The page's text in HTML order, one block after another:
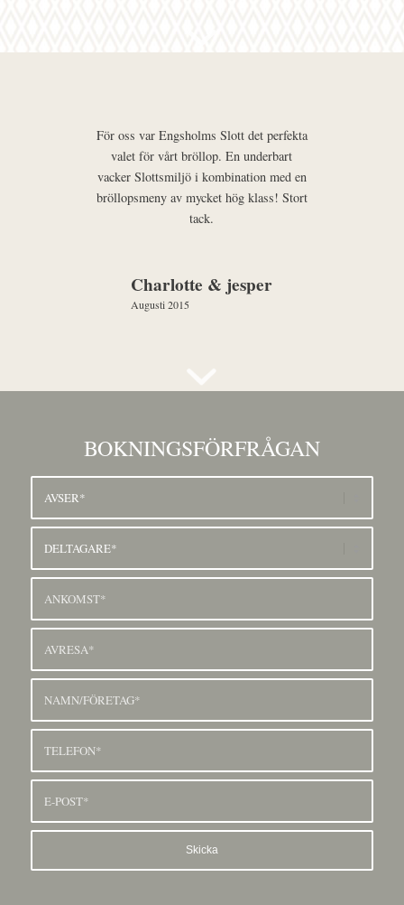
För oss var Engsholms Slott det perfekta
valet för vårt bröllop. En underbart
vacker Slottsmiljö i kombination med en
bröllopsmeny av mycket hög klass! Stort
tack.
Charlotte & jesper
Augusti 2015
BOKNINGSFÖRFRÅGAN